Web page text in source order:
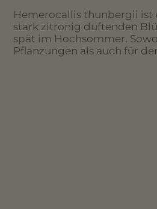
Hemerocallis thunbergii ist
stark zitronig duftenden
spät im Hochsommer.
Pflanzungen als auch für